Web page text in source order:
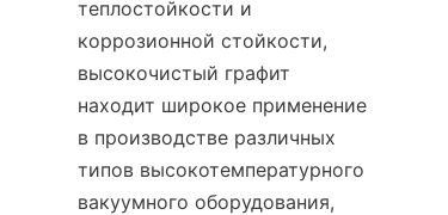
теплостойкости и
коррозионной стойкости,
высокочистый графит
находит широкое применение
в производстве различных
типов высокотемпературного
вакуумного оборудования,